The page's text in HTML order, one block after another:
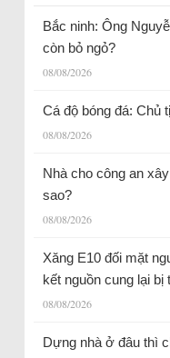
Bắc ninh: Ông
còn bỏ ngỏ?
08/08/2026
Cá độ bóng đá: Chủ
08/08/2026
Nhà cho công an
sao?
08/08/2026
Xăng E10 đối mặt
kết nguồn cung lại bị
08/08/2026
Dựng nhà ở đâu thì